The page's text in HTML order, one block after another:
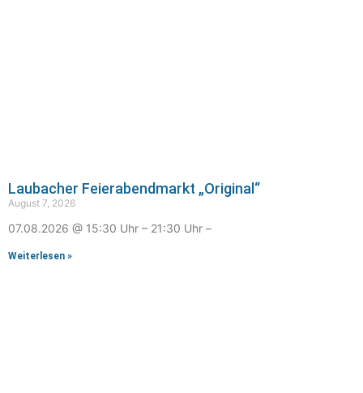
Laubacher Feierabendmarkt „Original“
August 7, 2026
07.08.2026 @ 15:30 Uhr – 21:30 Uhr –
Weiterlesen »